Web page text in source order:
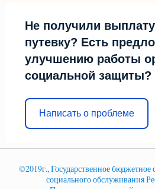
Не получили
путевку? Есть
улучшению работы
социальной защиты?
Написать о проблеме
©2019г., Государственное
социального обслуживания